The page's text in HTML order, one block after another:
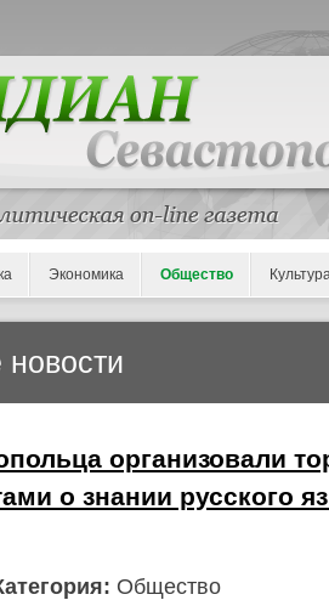
Экономика Общество
организовали
о знании русского
Общество